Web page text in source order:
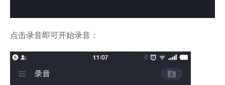
点击录音即可开始录音：